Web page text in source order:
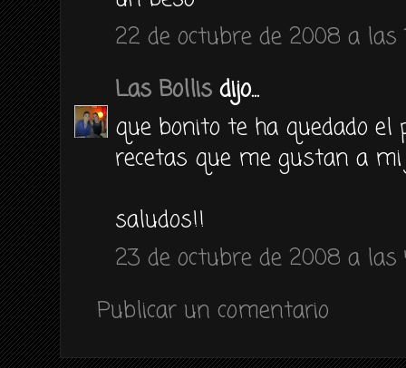
22 de octubre de 2008 a las
Las Bollis dijo...
que bonito te ha quedado
recetas que me gustan a mi
saludos!!
23 de octubre de 2008 a las
Publicar un comentario